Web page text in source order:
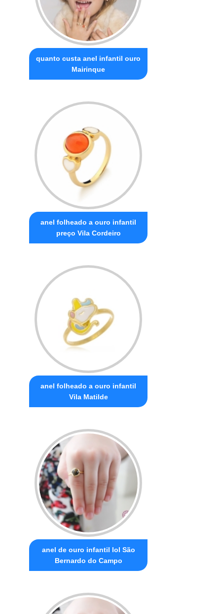
quanto custa anel infantil ouro
Mairinque
anel folheado a ouro infantil
preço Vila Cordeiro
anel folheado a ouro infantil
Vila Matilde
anel de ouro infantil lol São
Bernardo do Campo